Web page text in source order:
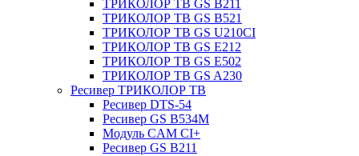
ТРИКОЛОР ТВ GS B211
ТРИКОЛОР ТВ GS B521
ТРИКОЛОР ТВ GS U210CI
ТРИКОЛОР ТВ GS E212
ТРИКОЛОР ТВ GS E502
ТРИКОЛОР ТВ GS A230
Ресивер ТРИКОЛОР ТВ
Ресивер DTS-54
Ресивер GS B534M
Модуль CAM CI+
Ресивер GS B211